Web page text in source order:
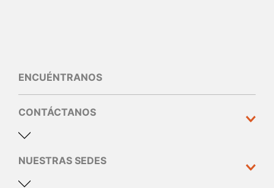
ENCUÉNTRANOS
CONTÁCTANOS
Dirección y teléfono
Calle 10 N°30 - 310 Medellín
NUESTRAS SEDES